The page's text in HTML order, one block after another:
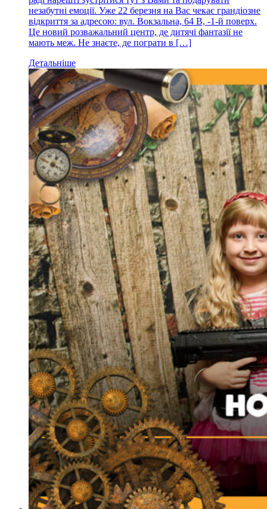
незабутні емоції. Уже 22 березня на Вас чекає грандіозне
відкриття за адресою: вул. Вокзальна, 64 В, -1-й поверх.
Це новий розважальний центр, де дитячі фантазії не
мають меж. Не знаєте, де пограти в […]
Детальніше